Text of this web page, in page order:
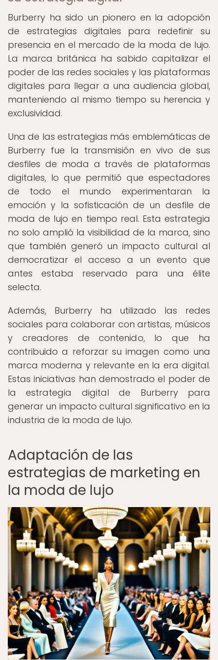
Burberry ha sido un pionero en la adopción
de estrategias digitales para redefinir su
presencia en el mercado de la moda de lujo.
La marca británica ha sabido capitalizar el
poder de las redes sociales y las plataformas
digitales para llegar a una audiencia global,
manteniendo al mismo tiempo su herencia y
exclusividad.
Una de las estrategias más emblemáticas de
Burberry fue la transmisión en vivo de sus
desfiles de moda a través de plataformas
digitales, lo que permitió que espectadores
de todo el mundo experimentaran la
emoción y la sofisticación de un desfile de
moda de lujo en tiempo real. Esta estrategia
no solo amplió la visibilidad de la marca, sino
que también generó un impacto cultural al
democratizar el acceso a un evento que
antes estaba reservado para una élite
selecta.
Además, Burberry ha utilizado las redes
sociales para colaborar con artistas, músicos
y creadores de contenido, lo que ha
contribuido a reforzar su imagen como una
marca moderna y relevante en la era digital.
Estas iniciativas han demostrado el poder de
la estrategia digital de Burberry para
generar un impacto cultural significativo en la
industria de la moda de lujo.
Adaptación de las
estrategias de marketing en
la moda de lujo